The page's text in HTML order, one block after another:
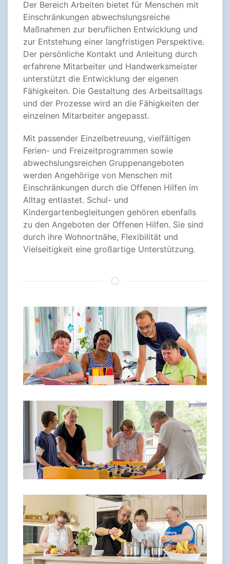
Der Bereich Arbeiten bietet für Menschen mit
Einschränkungen abwechslungsreiche
Maßnahmen zur beruflichen Entwicklung und
zur Entstehung einer langfristigen Perspektive.
Der persönliche Kontakt und Anleitung durch
erfahrene Mitarbeiter und Handwerksmeister
unterstützt die Entwicklung der eigenen
Fähigkeiten. Die Gestaltung des Arbeitsalltags
und der Prozesse wird an die Fähigkeiten der
einzelnen Mitarbeiter angepasst.
Mit passender Einzelbetreuung, vielfältigen
Ferien- und Freizeitprogrammen sowie
abwechslungsreichen Gruppenangeboten
werden Angehörige von Menschen mit
Einschränkungen durch die Offenen Hilfen im
Alltag entlastet. Schul- und
Kindergartenbegleitungen gehören ebenfalls
zu den Angeboten der Offenen Hilfen. Sie sind
durch ihre Wohnortnähe, Flexibilität und
Vielseitigkeit eine großartige Unterstützung.